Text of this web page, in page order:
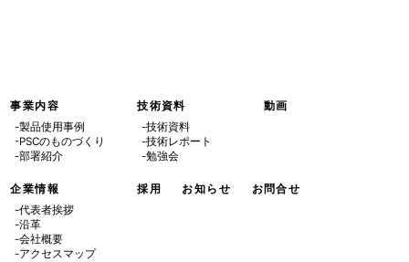
6月 (1)
5月 (3)
事業内容
-製品使用事例
-PSCのものづくり
-部署紹介
技術資料
-技術資料
-技術レポート
-勉強会
動画
企業情報
-代表者挨拶
-沿革
-会社概要
-アクセスマップ
採用 お知らせ お問合せ